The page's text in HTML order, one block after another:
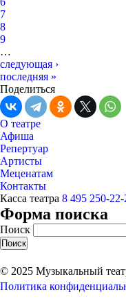
7
8
9
…
следующая ›
последняя »
Поделиться
О театре
Афиша
Репертуар
Артисты
Меценатам
Контакты
Касса театра 8 495 250-22-
Форма поиска
Поиск
© 2025 Музыкальный
Политика